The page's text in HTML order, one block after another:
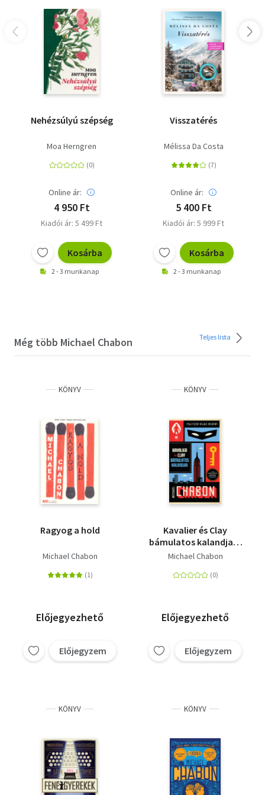
Nehézsúlyú szépség
Moa Herngren
Online ár:
4 950 Ft
Kiadói ár: 5 499 Ft
Kosárba
2 - 3 munkanap
Visszatérés
Mélissa Da Costa
Online ár:
5 400 Ft
Kiadói ár: 5 999 Ft
Kosárba
2 - 3 munkanap
Még több Michael Chabon Teljes lista
KÖNYV
Ragyog a hold
Michael Chabon
Előjegyezhető
Előjegyzem
KÖNYV
Kavalier és Clay
bámulatos kalandjai I.
és II. kötet
Michael Chabon
Előjegyezhető
Előjegyzem
KÖNYV KÖNYV